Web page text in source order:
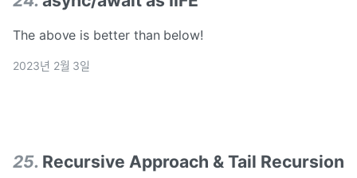
The above is better than below!
2023년 2월 3일
25. Recursive Approach & Tail Recursion